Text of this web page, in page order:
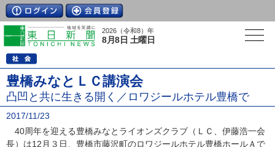
2026（令和8）年
8月8日 土曜日
豊橋みなとＬＣ講演会
凸凹と共に生きる開く／ロワジールホテル豊橋で
2017/11/23
40周年を迎える豊橋みなとライオンズクラブ（ＬＣ、伊藤浩一会
長）は12月３日、豊橋市藤沢町のロワジールホテル豊橋ホールＡで